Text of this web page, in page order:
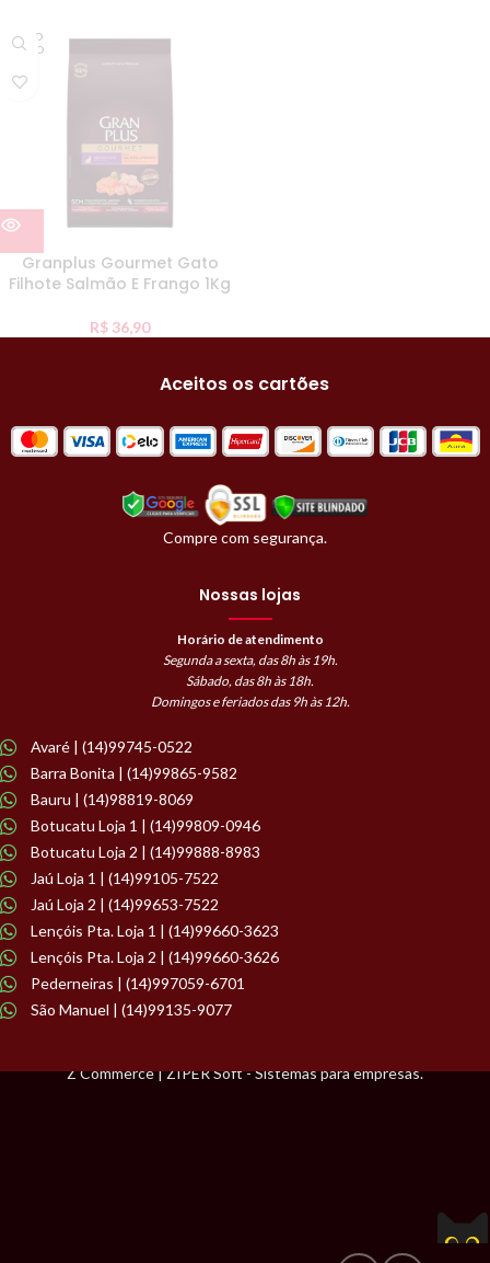
ESGO
TADO
Granplus Gourmet Gato
Filhote Salmão E Frango 1Kg
R$ 36,90
Aceitos os cartões
Compre com segurança.
Nossas lojas
Horário de atendimento
Segunda a sexta, das 8h às 19h.
Sábado, das 8h às 18h.
Domingos e feriados das 9h às 12h.
Avaré | (14)99745-0522
Barra Bonita | (14)99865-9582
Bauru | (14)98819-8069
Botucatu Loja 1 | (14)99809-0946
Botucatu Loja 2 | (14)99888-8983
Jaú Loja 1 | (14)99105-7522
Jaú Loja 2 | (14)99653-7522
Lençóis Pta. Loja 1 | (14)99660-3623
Lençóis Pta. Loja 2 | (14)99660-3626
Pederneiras | (14)997059-6701
São Manuel | (14)99135-9077
Z Commerce | ZIPER Soft - Sistemas para empresas.